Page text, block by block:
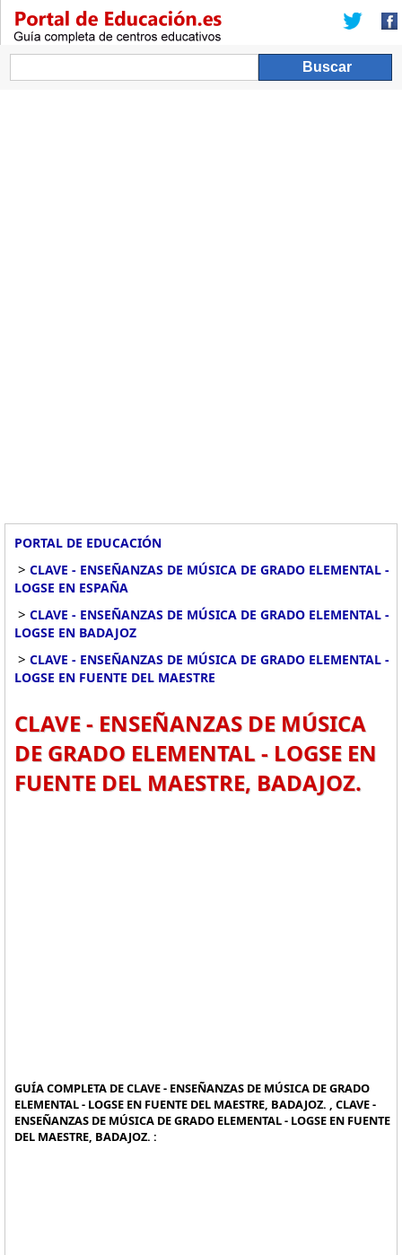
PORTAL DE EDUCACIÓN
> CLAVE - ENSEÑANZAS DE MÚSICA DE GRADO ELEMENTAL -
LOGSE EN ESPAÑA
> CLAVE - ENSEÑANZAS DE MÚSICA DE GRADO ELEMENTAL -
LOGSE EN BADAJOZ
> CLAVE - ENSEÑANZAS DE MÚSICA DE GRADO ELEMENTAL -
LOGSE EN FUENTE DEL MAESTRE
CLAVE - ENSEÑANZAS DE MÚSICA
DE GRADO ELEMENTAL - LOGSE EN
FUENTE DEL MAESTRE, BADAJOZ.
GUÍA COMPLETA DE CLAVE - ENSEÑANZAS DE MÚSICA DE GRADO
ELEMENTAL - LOGSE EN FUENTE DEL MAESTRE, BADAJOZ. , CLAVE -
ENSEÑANZAS DE MÚSICA DE GRADO ELEMENTAL - LOGSE EN FUENTE
DEL MAESTRE, BADAJOZ. :